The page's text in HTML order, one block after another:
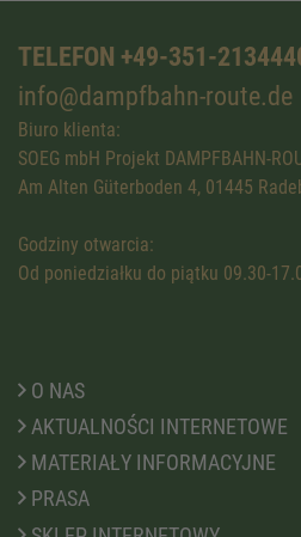
TELEFON +49-351-
info@dampfbahn-route.de
Biuro klienta:
SOEG mbH Projekt DAMPFBAHN-
Am Alten Güterboden 4, 01445
Godziny otwarcia:
Od poniedziałku do piątku 09.30-
O NAS
AKTUALNOŚCI INTERNETOWE
MATERIAŁY INFORMACYJNE
PRASA